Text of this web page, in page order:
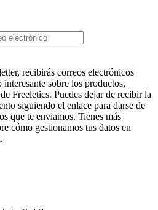
recibirás correos electrónicos
sobre los productos,
Freeletics. Puedes dejar de recibir la
siguiendo el enlace para darse de
que te enviamos. Tienes más
cómo gestionamos tus datos en